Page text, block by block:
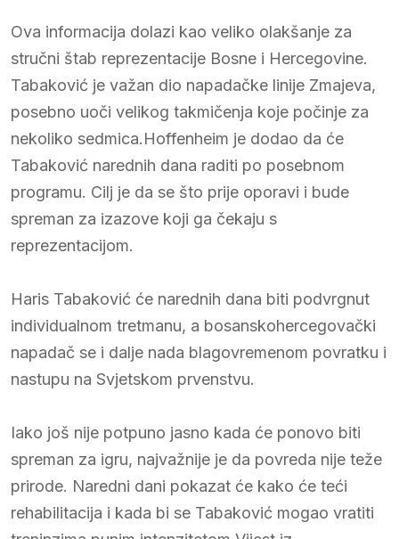
Ova informacija dolazi kao veliko olakšanje za
stručni štab reprezentacije Bosne i Hercegovine.
Tabaković je važan dio napadačke linije Zmajeva,
posebno uoči velikog takmičenja koje počinje za
nekoliko sedmica.Hoffenheim je dodao da će
Tabaković narednih dana raditi po posebnom
programu. Cilj je da se što prije oporavi i bude
spreman za izazove koji ga čekaju s
reprezentacijom.
Haris Tabaković će narednih dana biti podvrgnut
individualnom tretmanu, a bosanskohercegovački
napadač se i dalje nada blagovremenom povratku i
nastupu na Svjetskom prvenstvu.
Iako još nije potpuno jasno kada će ponovo biti
spreman za igru, najvažnije je da povreda nije teže
prirode. Naredni dani pokazat će kako će teći
rehabilitacija i kada bi se Tabaković mogao vratiti